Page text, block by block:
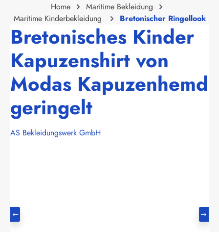
Home
Maritime Bekleidung
Maritime Kinderbekleidung
Bretonischer Ringellook
Bretonisches Kinder
Kapuzenshirt von
Modas Kapuzenhemd
geringelt
AS Bekleidungswerk GmbH